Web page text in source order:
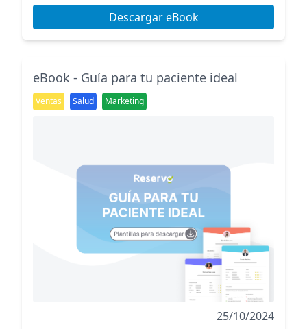
Descargar eBook
eBook - Guía para tu paciente ideal
Ventas Salud Marketing
25/10/2024